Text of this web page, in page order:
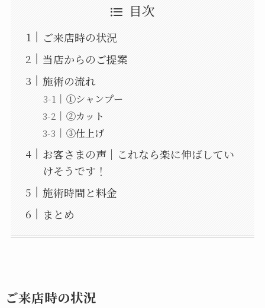
目次
ご来店時の状況
当店からのご提案
施術の流れ
①シャンプー
②カット
③仕上げ
お客さまの声｜これなら楽に伸ばしてい
けそうです！
施術時間と料金
まとめ
ご来店時の状況